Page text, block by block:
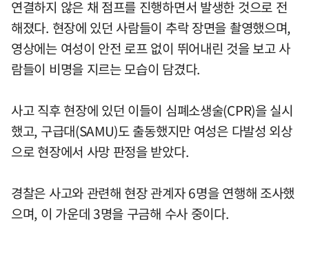
연결하지 않은 채 점프를 진행하면서 발생한 것으로 전
해졌다. 현장에 있던 사람들이 추락 장면을 촬영했으며,
영상에는 여성이 안전 로프 없이 뛰어내린 것을 보고 사
람들이 비명을 지르는 모습이 담겼다.
사고 직후 현장에 있던 이들이 심폐소생술(CPR)을 실시
했고, 구급대(SAMU)도 출동했지만 여성은 다발성 외상
으로 현장에서 사망 판정을 받았다.
경찰은 사고와 관련해 현장 관계자 6명을 연행해 조사했
으며, 이 가운데 3명을 구금해 수사 중이다.